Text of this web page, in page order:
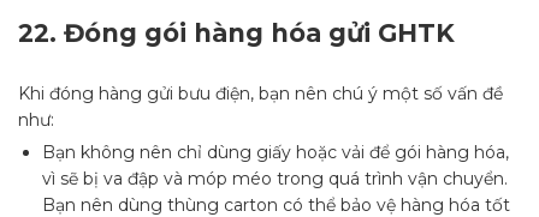
22. Đóng gói hàng hóa gửi GHTK
Khi đóng hàng gửi bưu điện, bạn nên chú ý một số vấn đề
như:
Bạn không nên chỉ dùng giấy hoặc vải để gói hàng hóa,
vì sẽ bị va đập và móp méo trong quá trình vận chuyển.
Bạn nên dùng thùng carton có thể bảo vệ hàng hóa tốt